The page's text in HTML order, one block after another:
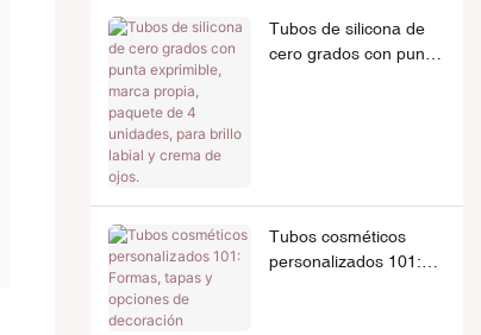
Tubos de silicona de
cero grados con punta
Tubos cosméticos
personalizados 101: